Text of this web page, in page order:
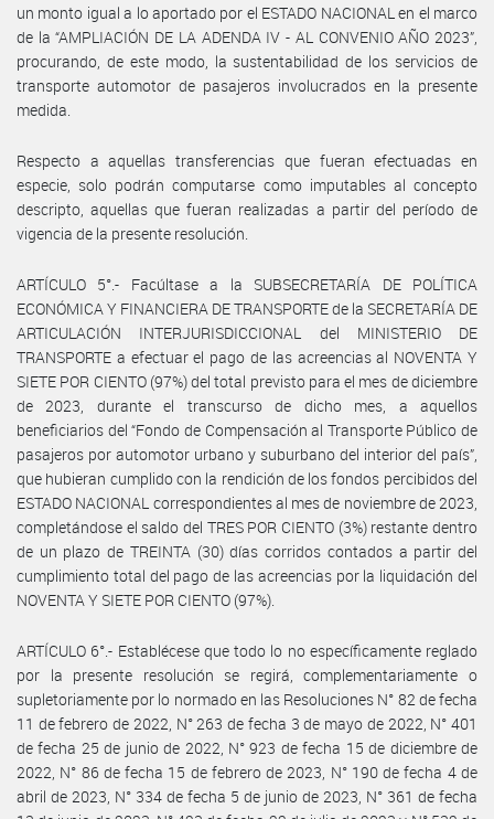
un monto igual a lo aportado por el ESTADO NACIONAL en el marco
de la “AMPLIACIÓN DE LA ADENDA IV - AL CONVENIO AÑO 2023”,
procurando, de este modo, la sustentabilidad de los servicios de
transporte automotor de pasajeros involucrados en la presente
medida.
Respecto a aquellas transferencias que fueran efectuadas en
especie, solo podrán computarse como imputables al concepto
descripto, aquellas que fueran realizadas a partir del período de
vigencia de la presente resolución.
ARTÍCULO 5°.- Facúltase a la SUBSECRETARÍA DE POLÍTICA
ECONÓMICA Y FINANCIERA DE TRANSPORTE de la SECRETARÍA DE
ARTICULACIÓN INTERJURISDICCIONAL del MINISTERIO DE
TRANSPORTE a efectuar el pago de las acreencias al NOVENTA Y
SIETE POR CIENTO (97%) del total previsto para el mes de diciembre
de 2023, durante el transcurso de dicho mes, a aquellos
beneficiarios del “Fondo de Compensación al Transporte Público de
pasajeros por automotor urbano y suburbano del interior del país”,
que hubieran cumplido con la rendición de los fondos percibidos del
ESTADO NACIONAL correspondientes al mes de noviembre de 2023,
completándose el saldo del TRES POR CIENTO (3%) restante dentro
de un plazo de TREINTA (30) días corridos contados a partir del
cumplimiento total del pago de las acreencias por la liquidación del
NOVENTA Y SIETE POR CIENTO (97%).
ARTÍCULO 6°.- Establécese que todo lo no específicamente reglado
por la presente resolución se regirá, complementariamente o
supletoriamente por lo normado en las Resoluciones N° 82 de fecha
11 de febrero de 2022, N° 263 de fecha 3 de mayo de 2022, N° 401
de fecha 25 de junio de 2022, N° 923 de fecha 15 de diciembre de
2022, N° 86 de fecha 15 de febrero de 2023, N° 190 de fecha 4 de
abril de 2023, N° 334 de fecha 5 de junio de 2023, N° 361 de fecha